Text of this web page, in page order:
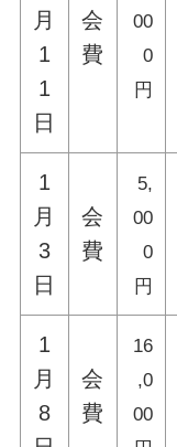
月
1
1
日
会
費
00
0
円
1
月
3
日
会
費
5,
00
0
円
1
月
8
会
費
16
,0
00